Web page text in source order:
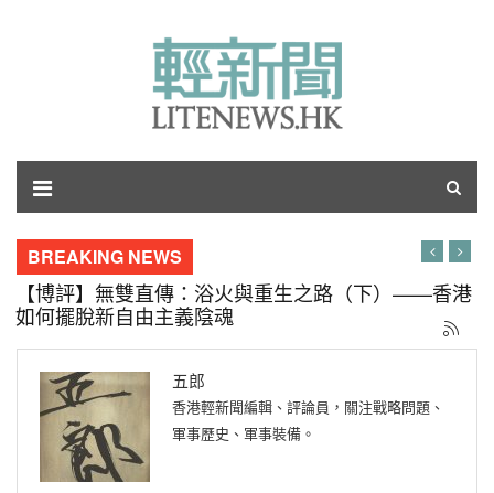
BREAKING NEWS
【博評】無雙直傳：浴火與重生之路（下）——香港
如何擺脫新自由主義陰魂
五郎
香港輕新聞編輯、評論員，關注戰略問題、
軍事歷史、軍事裝備。